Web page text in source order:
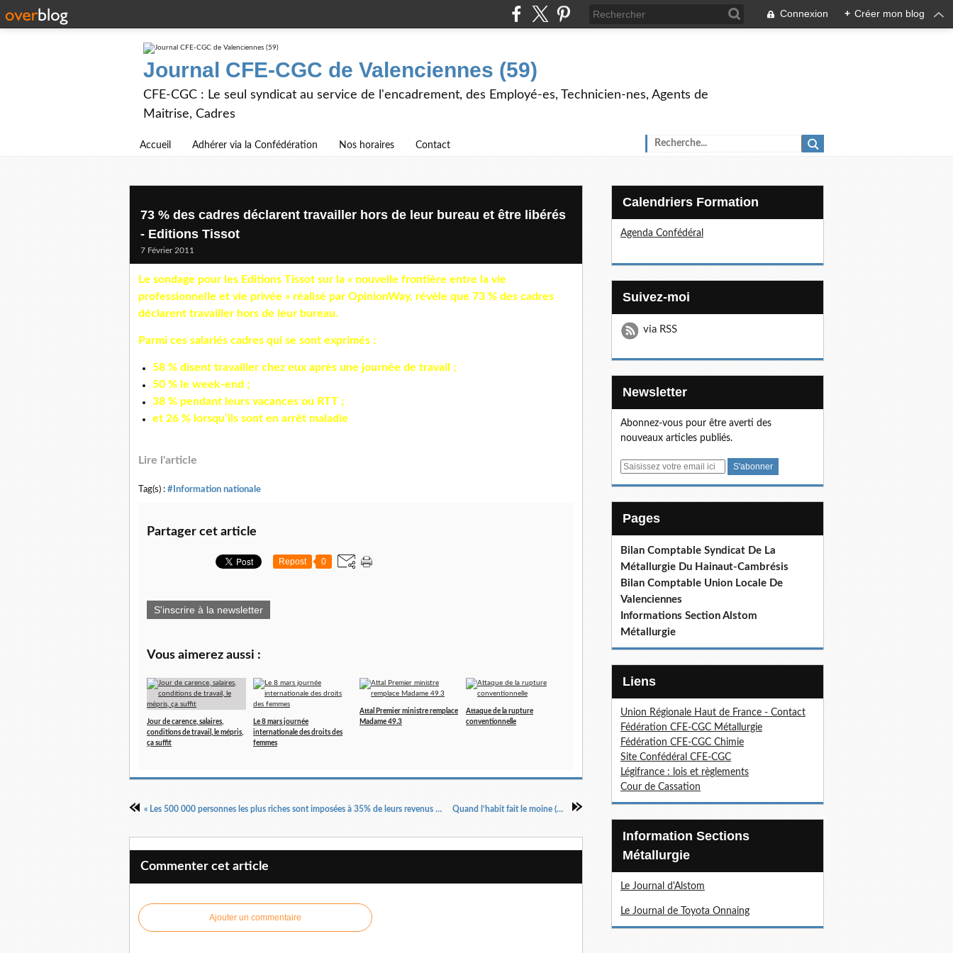
Connexion + Créer mon blog
Journal CFE-CGC de Valenciennes (59)
CFE-CGC : Le seul syndicat au service de l'encadrement, des Employé-es, Technicien-nes, Agents de
Maitrise, Cadres
Accueil Adhérer via la Confédération Nos horaires Contact
73 % des cadres déclarent travailler hors de leur bureau et être libérés
- Editions Tissot
7 Février 2011
Le sondage pour les Editions Tissot sur la « nouvelle frontière entre la vie
professionnelle et vie privée » réalisé par OpinionWay, révèle que 73 % des cadres
déclarent travailler hors de leur bureau.
Parmi ces salariés cadres qui se sont exprimés :
58 % disent travailler chez eux après une journée de travail ;
50 % le week-end ;
38 % pendant leurs vacances ou RTT ;
et 26 % lorsqu’ils sont en arrêt maladie
Lire l'article
Tag(s) : #Information nationale
Partager cet article
Repost 0
S'inscrire à la newsletter
Vous aimerez aussi :
Jour de carence, salaires,
conditions de travail, le mépris,
ça suffit
Le 8 mars journée
internationale des droits des
femmes
Attal Premier ministre remplace
Madame 49.3
Attaque de la rupture
conventionnelle
« Les 500 000 personnes les plus riches sont imposées à 35% de leurs revenus alors que les 50% les plus modestes sont imposés à 45% ». Quand l’habit fait le moine (partie 2 : spécial hommes)
Commenter cet article
Ajouter un commentaire
Calendriers Formation
Agenda Confédéral
Suivez-moi
via RSS
Newsletter
Abonnez-vous pour être averti des
nouveaux articles publiés.
E
Pages
Bilan Comptable Syndicat De La
Métallurgie Du Hainaut-Cambrésis
Bilan Comptable Union Locale De
Valenciennes
Informations Section Alstom
Métallurgie
Liens
Union Régionale Haut de France - Contact
Fédération CFE-CGC Métallurgie
Fédération CFE-CGC Chimie
Site Confédéral CFE-CGC
Légifrance : lois et règlements
Cour de Cassation
Information Sections
Métallurgie
Le Journal d'Alstom
Le Journal de Toyota Onnaing